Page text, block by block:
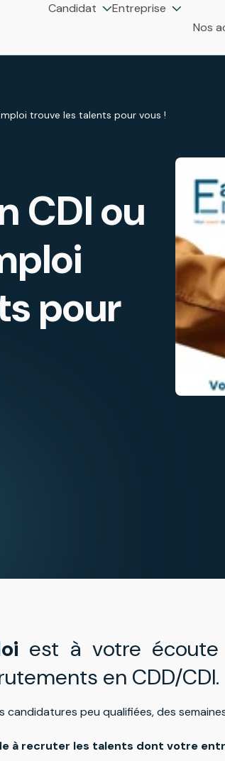
Candidat
Entreprise
Nos
trouve les talents pour vous !
CDI ou
pour
est à votre
en CDD/CDI.
candidatures peu qualifiées, des
à recruter les talents dont votre